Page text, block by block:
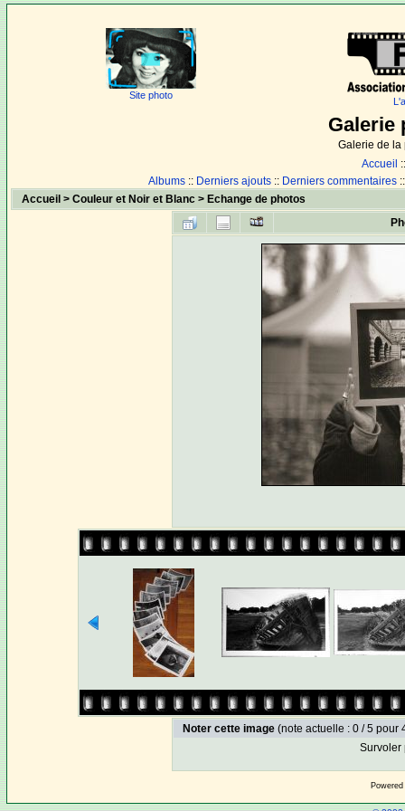
Site photo
Galerie
Galerie de la
Accueil
Albums :: Derniers ajouts :: Derniers commentaires
Accueil > Couleur et Noir et Blanc> Echange de photos
Noter cette image (note actuelle : 0 / 5 pour
Survoler